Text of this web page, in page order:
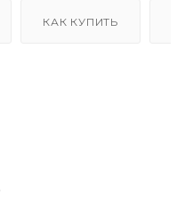
КАК КУПИТЬ